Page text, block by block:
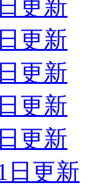
更新
更新
更新
更新
更新
日更新